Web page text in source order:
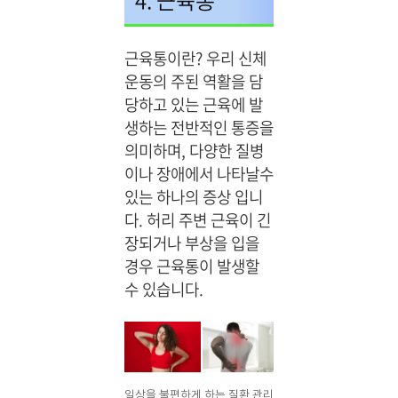
근육통이란? 우리 신체
운동의 주된 역활을 담
당하고 있는 근육에 발
생하는 전반적인 통증을
의미하며, 다양한 질병
이나 장애에서 나타날수
있는 하나의 증상 입니
다. 허리 주변 근육이 긴
장되거나 부상을 입을
경우 근육통이 발생할
수 있습니다.